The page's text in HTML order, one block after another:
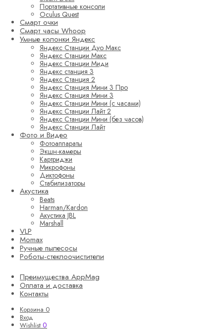
Портативные консоли
Oculus Quest
Смарт очки
Смарт часы Whoop
Умные колонки Яндекс
Яндекс Станции Дуо Макс
Яндекс Станции Макс
Яндекс Станции Миди
Яндекс станция 3
Яндекс Станция 2
Яндекс Станция Мини 3 Про
Яндекс Станция Мини 3
Яндекс Станции Мини (с часами)
Яндекс Станции Лайт 2
Яндекс Станции Мини (без часов)
Яндекс Станции Лайт
Фото и Видео
Фотоаппараты
Экшн-камеры
Картриджи
Микрофоны
Диктофоны
Стабилизаторы
Акустика
Beats
Harman/Kardon
Акустика JBL
Marshall
VLP
Momax
Ручные пылесосы
Роботы-стеклоочистители
Преимущества AppMag
Оплата и доставка
Контакты
Корзина 0
Вход
Wishlist 0